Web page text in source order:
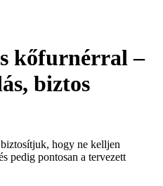
kőfurnérral –
biztos
hogy ne kelljen
pedig pontosan a tervezett